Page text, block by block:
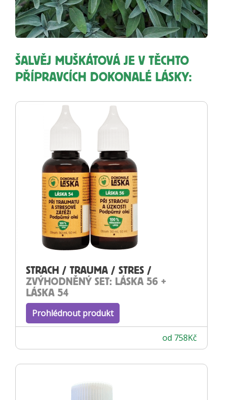
ŠALVĚJ MUŠKÁTOVÁ JE V TĚCHTO
PŘÍPRAVCÍCH DOKONALÉ LÁSKY:
STRACH / TRAUMA / STRES /
ZVÝHODNĚNÝ SET: LÁSKA 56 +
LÁSKA 54
Prohlédnout produkt
od 758Kč